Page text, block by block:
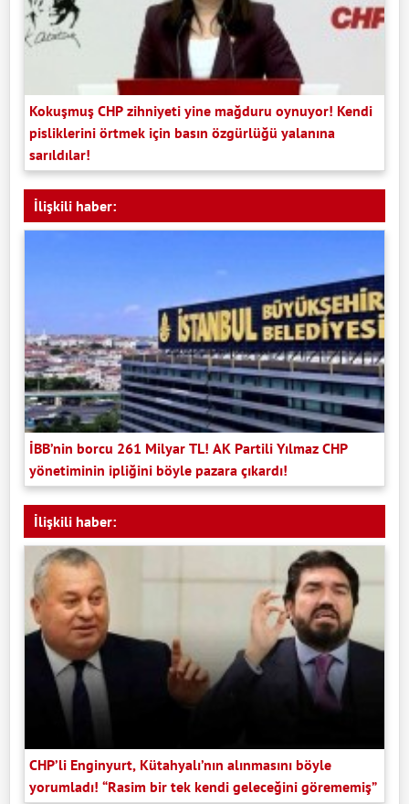
Kokuşmuş CHP zihniyeti yine mağduru oynuyor! Kendi
pisliklerini örtmek için basın özgürlüğü yalanına
sarıldılar!
İlişkili haber:
İBB’nin borcu 261 Milyar TL! AK Partili Yılmaz CHP
yönetiminin ipliğini böyle pazara çıkardı!
İlişkili haber:
CHP’li Enginyurt, Kütahyalı’nın alınmasını böyle
yorumladı! “Rasim bir tek kendi geleceğini görememiş”